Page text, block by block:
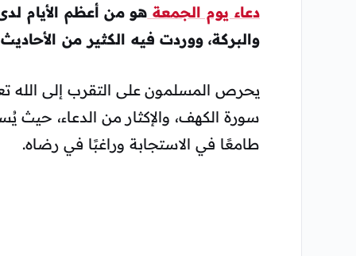
دعاء يوم الجمعة هو من أعظم الأيام
والبركة، ووردت فيه الكثير من
يحرص المسلمون على التقرب إلى الله
سورة الكهف، والإكثار من الدعاء، حيث
طامعًا في الاستجابة وراغبًا في رضاه.